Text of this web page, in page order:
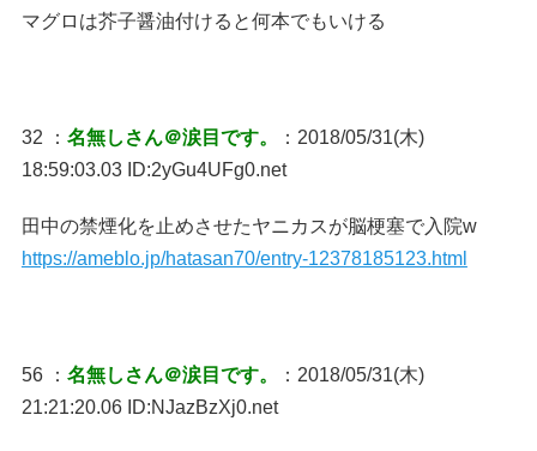
マグロは芥子醤油付けると何本でもいける
32 ： 名無しさん＠涙目です。
：2018/05/31(木)
18:59:03.03 ID:2yGu4UFg0.net
田中の禁煙化を止めさせたヤニカスが脳梗塞で入院w
https://ameblo.jp/hatasan70/entry-12378185123.html
56 ： 名無しさん＠涙目です。
：2018/05/31(木)
21:21:20.06 ID:NJazBzXj0.net